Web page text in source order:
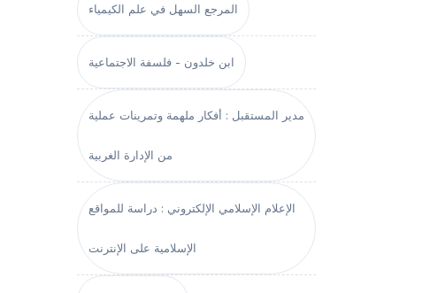
المرجع السهل في علم الكيمياء
ابن خلدون - فلسفة الاجتماعية
مدير المستقبل : أفكار ملهمة وتمرينات عملية
من الإدارة الغربية
الإعلام الإسلامي الإلكتروني : دراسة للمواقع
الإسلامية على الإنترنت